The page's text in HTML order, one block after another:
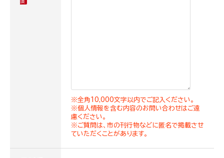
※全角10,000文字以内でご記入ください。
※個人情報を含む内容のお問い合わせはご遠
慮ください。
※ご質問は、市の刊行物などに匿名で掲載させ
ていただくことがあります。